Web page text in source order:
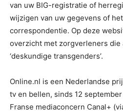
van uw BIG-registratie of
wijzigen van uw gegevens of
correspondentie. Op deze
overzicht met zorgverleners die
‘deskundige transgenders’.
Online.nl is een Nederlandse
tv en bellen, sinds 12
Franse mediaconcern Canal+